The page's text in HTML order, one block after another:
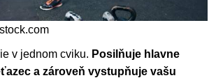
v jednom cviku. Posilňuje hlavne
a zároveň vystupňuje vašu